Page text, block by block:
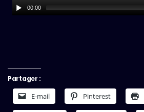
00:00
Partager :
E-mail Pinterest